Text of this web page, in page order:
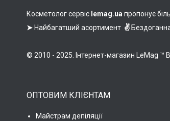
Косметолог сервіс lemag.ua пропонує
➤ Найбагатший асортимент ✌
© 2010 - 2025. Інтернет-магазин LeMag ™
ОПТОВИМ КЛІЄНТАМ
Майстрам депіляції